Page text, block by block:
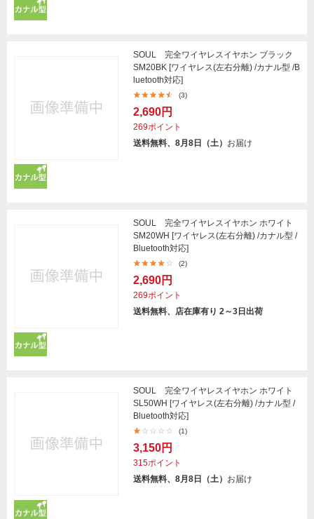
SOUL 完全ワイヤレスイヤホン ブラック
SM20BK [ワイヤレス(左右分離) /カナル型 /B
luetooth対応]
(3)
2,690円
269ポイント
送料無料、8月8日（土） お届け
SOUL 完全ワイヤレスイヤホン ホワイト
SM20WH [ワイヤレス(左右分離) /カナル型 /
Bluetooth対応]
(2)
2,690円
269ポイント
送料無料、店在庫有り 2～3日出荷
SOUL 完全ワイヤレスイヤホン ホワイト
SL50WH [ワイヤレス(左右分離) /カナル型 /
Bluetooth対応]
(1)
3,150円
315ポイント
送料無料、8月8日（土） お届け